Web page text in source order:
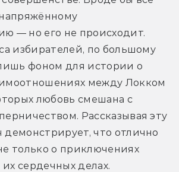
— но его не происходит.
избирателей, по большому
фоном для истории о
между Локком
любовь смешана с
Рассказывая эту
что отлично
только о приключениях
их сердечных делах.